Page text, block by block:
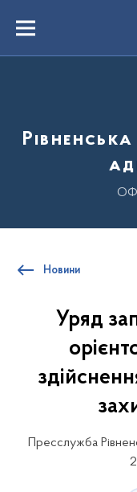
вмістуMenu
Новини
Уряд
Пресслужба